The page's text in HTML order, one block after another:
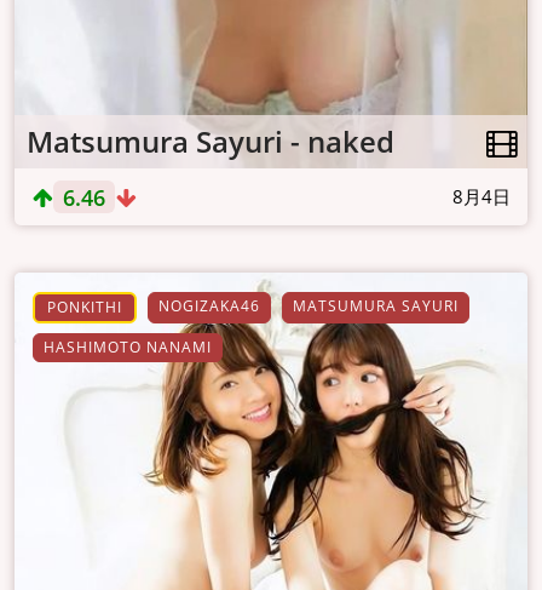
Matsumura Sayuri - naked
6.46 8月4日
PONKITHI NOGIZAKA46
MATSUMURA SAYURI
HASHIMOTO NANAMI